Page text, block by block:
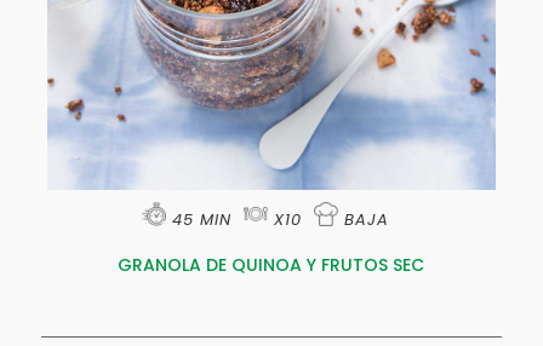
45 MIN X10 BAJA
GRANOLA DE QUINOA Y FRUTOS SEC